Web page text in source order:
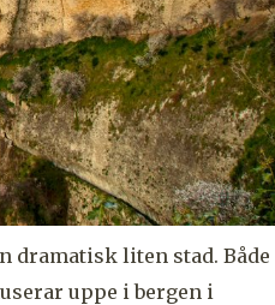
dramatisk liten stad. Både
uppe i bergen i